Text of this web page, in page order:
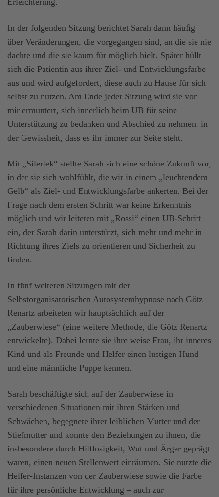
Erleichterung.
In der folgenden Sitzung berichtet Sarah dann häuﬁg
über Veränderungen, die vorgegangen sind, an die sie nie
dachte und die sie kaum für möglich hielt. Später hüllt
sich die Patientin aus ihrer Ziel- und Entwicklungsfarbe
aus und wird aufgefordert, diese auch zu Hause für sich
selbst zu nutzen. Am Ende jeder Sitzung wird sie von
mir ermuntert, sich innerlich beim UB für seine
Unterstützung zu bedanken und Abschied zu nehmen, in
der Gewissheit, dass es ihr immer zur Seite steht.
Mit „Silerlek“ stellte Sarah sich eine schöne Zukunft vor,
in der sie sich wohlfühlt, die wir in einem „leuchtendem
Gelb“ als Ziel- und Entwicklungsfarbe ankerten. Bei der
Frage nach dem ersten Schritt war keine Erkenntnis
möglich und wir leiteten mit „Rossi“ einen UB-Schritt
ein, der Sarah darin unterstützt, sich mehr und mehr in
Richtung ihres Ziels zu orientieren und Sicherheit zu
finden.
In fünf weiteren Sitzungen mit der
Selbstorganisatorischen Autosystemhypnose nach Götz
Renartz arbeiteten wir hauptsächlich auf der
„Zauberwiese“ (eine weitere Methode, die Götz Renartz
entwickelte). Dabei lernte sie ihre weise Frau, ihr inneres
Kind und als Freunde und Helfer einen lustigen Hund
und eine männliche Puppe kennen.
Sarah beschäftigte sich auf der Zauberwiese in
verschiedenen Situationen mit ihren Stärken und
Schwächen, begegnete ihrer leiblichen Mutter und der
Stiefmutter und konnte den Beziehungen zu ihnen, die
insbesondere durch Hilflosigkeit, Wut und Ärger geprägt
waren, einen neuen Stellenwert einräumen. Sie nutzte die
Helfer-Instanzen von der Zauberwiese sowie die Farbe
für ihre persönliche Entwicklung – auch zur